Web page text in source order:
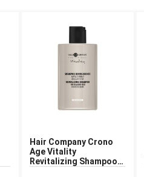
Hair Company Crono
Age Vitality
Revitalizing Shampoo